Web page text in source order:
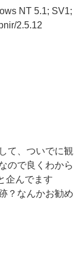
NT 5.1; SV1;
2.5.12
て、ついでに観
ので良くわから
企んでます
？なんかお勧め